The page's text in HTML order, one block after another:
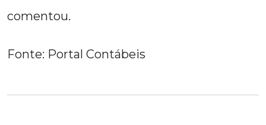
comentou.
Fonte: Portal Contábeis